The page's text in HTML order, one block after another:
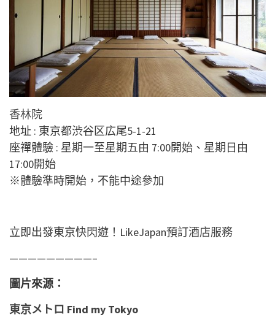
香林院
地址 : 東京都渋谷区広尾5-1-21
座禪體驗 : 星期一至星期五由 7:00開始、星期日由
17:00開始
※體驗準時開始，不能中途參加
立即出發東京快閃遊！LikeJapan預訂酒店服務
—————————–
圖片來源：
東京メトロ Find my Tokyo